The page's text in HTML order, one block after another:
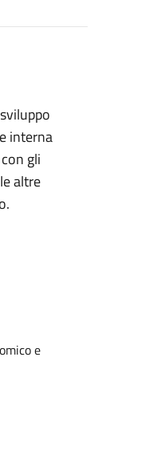
interna
gli
altre
e